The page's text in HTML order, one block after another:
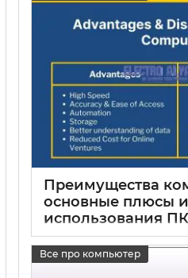
Преимущества
основные плюсы
использования ПК
Все про компьютер